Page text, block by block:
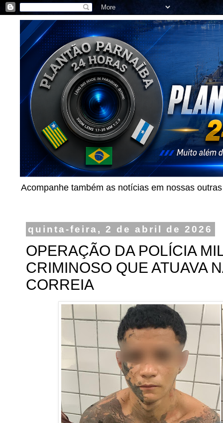
Acompanhe também as notícias em nossas
quinta-feira, 2 de abril de 2026
OPERAÇÃO DA POLÍCIA
CRIMINOSO QUE ATUAVA
CORREIA